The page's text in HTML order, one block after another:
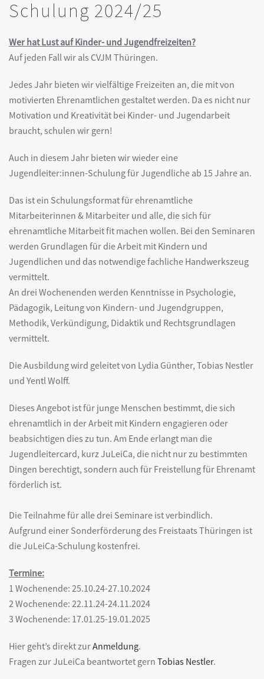
Schulung 2024/25
Wer hat Lust auf Kinder- und Jugendfreizeiten?
Auf jeden Fall wir als CVJM Thüringen.
Jedes Jahr bieten wir vielfältige Freizeiten an, die mit von
motivierten Ehrenamtlichen gestaltet werden. Da es nicht nur
Motivation und Kreativität bei Kinder- und Jugendarbeit
braucht, schulen wir gern!
Auch in diesem Jahr bieten wir wieder eine
Jugendleiter:innen-Schulung für Jugendliche ab 15 Jahre an.
Das ist ein Schulungsformat für ehrenamtliche
Mitarbeiterinnen & Mitarbeiter und alle, die sich für
ehrenamtliche Mitarbeit fit machen wollen. Bei den Seminaren
werden Grundlagen für die Arbeit mit Kindern und
Jugendlichen und das notwendige fachliche Handwerkszeug
vermittelt.
An drei Wochenenden werden Kenntnisse in Psychologie,
Pädagogik, Leitung von Kindern- und Jugendgruppen,
Methodik, Verkündigung, Didaktik und Rechtsgrundlagen
vermittelt.
Die Ausbildung wird geleitet von Lydia Günther, Tobias Nestler
und Yentl Wolff.
Dieses Angebot ist für junge Menschen bestimmt, die sich
ehrenamtlich in der Arbeit mit Kindern engagieren oder
beabsichtigen dies zu tun. Am Ende erlangt man die
Jugendleitercard, kurz JuLeiCa, die nicht nur zu bestimmten
Dingen berechtigt, sondern auch für Freistellung für Ehrenamt
förderlich ist.
Die Teilnahme für alle drei Seminare ist verbindlich.
Aufgrund einer Sonderförderung des Freistaats Thüringen ist
die JuLeiCa-Schulung kostenfrei.
Termine:
1 Wochenende: 25.10.24-27.10.2024
2 Wochenende: 22.11.24-24.11.2024
3 Wochenende: 17.01.25-19.01.2025
Hier geht’s direkt zurAnmeldung.
Fragen zur JuLeiCa beantwortet gern Tobias Nestler.